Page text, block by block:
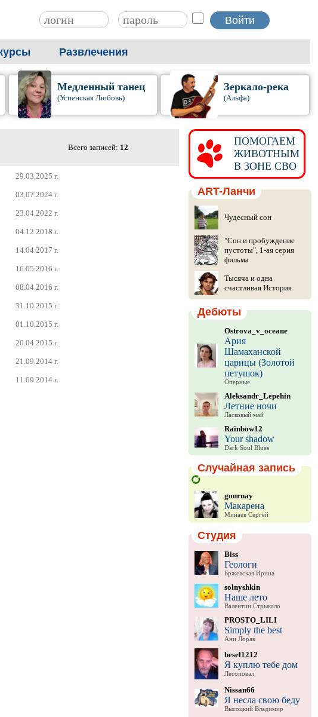
Развлечения
Медленный танец
(Успенская Любовь)
Зеркало-река
(Альфа)
Всего записей: 12
29.03.2025 г.
03.07.2024 г.
23.04.2022 г.
04.12.2018 г.
14.04.2017 г.
16.05.2016 г.
08.04.2016 г.
31.10.2015 г.
01.10.2015 г.
20.04.2015 г.
21.09.2014 г.
11.09.2014 г.
ПОМОГАЕМ
ЖИВОТНЫМ
В ЗОНЕ СВО
ART-Ланчи
Чудесный сон
"Сон и пробуждение
пустоты", 1-ая серия
фильма
Тысяча и одна
счастливая История
Дебюты
Ostrova_v_oceane
Ария
Шамаханской
царицы (Золотой
петушок)
Оперные
Aleksandr_Lepehin
Летние ночи
Ласковый май
Rainbow12
Your shadow
Dark Soul Blues
Случайная запись
gournay
Макарена
Минаев Сергей
Студия
Biss
Геологи
Бржевская Ирина
solnyshkin
Наше лето
Валентин Стрыкало
PROSTO_LILI
Simply the best
Ани Лорак
besel1212
Я куплю тебе дом
Лесоповал
Nissan66
Я несла свою беду
Высоцкий Владимир